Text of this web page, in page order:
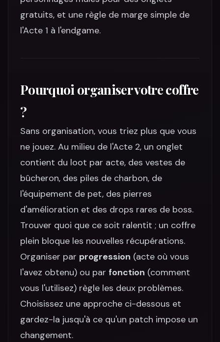
gratuits, et une règle de marge simple de
l'Acte 1 à l'endgame.
Pourquoi organiser votre coffre
?
Sans organisation, vous triez plus que vous
ne jouez. Au milieu de l'Acte 2, un onglet
contient du loot par acte, des vestes de
bûcheron, des piles de charbon, de
l'équipement de pet, des pierres
d'amélioration et des drops rares de boss.
Trouver quoi que ce soit ralentit ; un coffre
plein bloque les nouvelles récupérations.
Organiser par progression (acte où vous
l'avez obtenu) ou par fonction (comment
vous l'utilisez) règle les deux problèmes.
Choisissez une approche ci-dessous et
gardez-la jusqu'à ce qu'un patch impose un
changement.